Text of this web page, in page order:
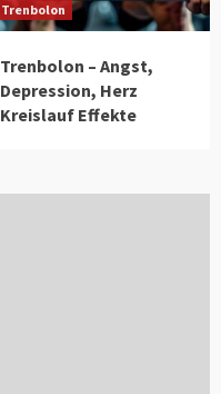
Trenbolon
Trenbolon – Angst,
Depression, Herz
Kreislauf Effekte